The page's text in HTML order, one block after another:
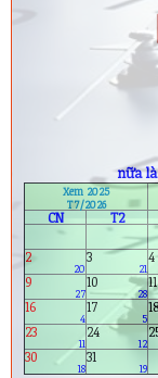
3) Nguyễn Anh Khoa
nữa
Xem 2025
T7/2026
CN T2
2
20
3
21
4
9
27
10
28
11
16
4
17
5
18
23
11
24
12
30
18
31
19